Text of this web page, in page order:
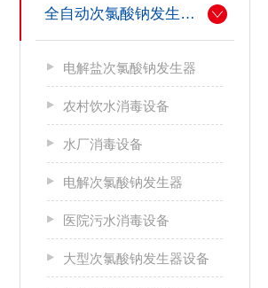
全自动次氯酸钠发生器厂家
电解盐次氯酸钠发生器
农村饮水消毒设备
水厂消毒设备
电解次氯酸钠发生器
医院污水消毒设备
大型次氯酸钠发生器设备